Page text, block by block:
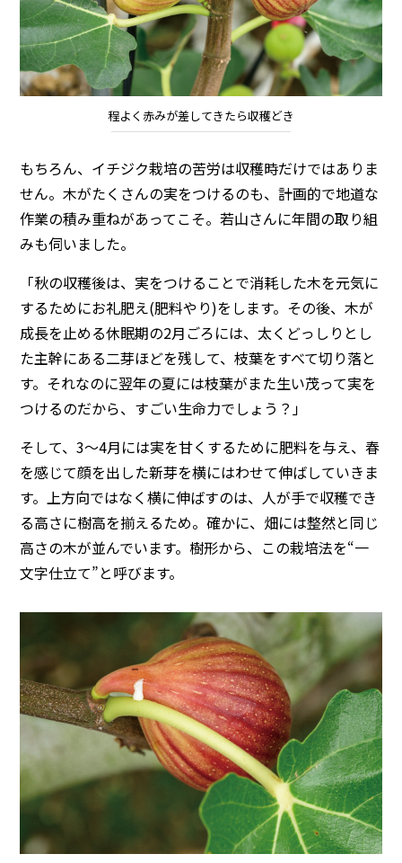
程よく赤みが差してきたら収穫どき
もちろん、イチジク栽培の苦労は収穫時だけではありま
せん。木がたくさんの実をつけるのも、計画的で地道な
作業の積み重ねがあってこそ。若山さんに年間の取り組
みも伺いました。
「秋の収穫後は、実をつけることで消耗した木を元気に
するためにお礼肥え(肥料やり)をします。その後、木が
成長を止める休眠期の2月ごろには、太くどっしりとし
た主幹にある二芽ほどを残して、枝葉をすべて切り落と
す。それなのに翌年の夏には枝葉がまた生い茂って実を
つけるのだから、すごい生命力でしょう？」
そして、3～4月には実を甘くするために肥料を与え、春
を感じて顔を出した新芽を横にはわせて伸ばしていきま
す。上方向ではなく横に伸ばすのは、人が手で収穫でき
る高さに樹高を揃えるため。確かに、畑には整然と同じ
高さの木が並んでいます。樹形から、この栽培法を“一
文字仕立て”と呼びます。